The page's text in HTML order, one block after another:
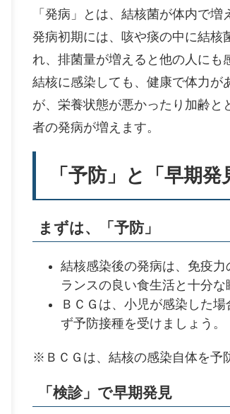
「発病」とは、結核菌が体内で
発病初期には、咳や痰の中に結核
れ、排菌量が増えると他の人にも
結核に感染しても、健康で体力が
が、栄養状態が悪かったり加齢
者の発病が増えます。
「予防」と「早期
まずは、「予防」
結核感染後の発病は、免疫
ランスの良い食生活と十分な
ＢＣＧは、小児が感染した
ず予防接種を受けましょう。
※ＢＣＧは、結核の感染自体を予
「検診」で早期発見